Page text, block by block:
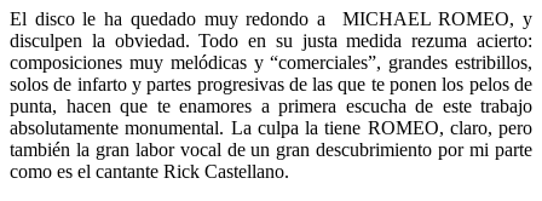
El disco le ha quedado muy redondo a MICHAEL ROMEO, y
disculpen la obviedad. Todo en su justa medida rezuma acierto:
composiciones muy melódicas y “comerciales”, grandes estribillos,
solos de infarto y partes progresivas de las que te ponen los pelos de
punta, hacen que te enamores a primera escucha de este trabajo
absolutamente monumental. La culpa la tiene ROMEO, claro, pero
también la gran labor vocal de un gran descubrimiento por mi parte
como es el cantante Rick Castellano.